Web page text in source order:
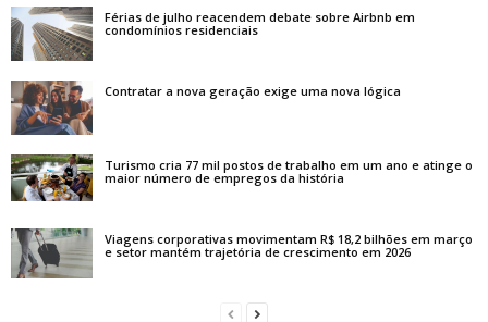
Férias de julho reacendem debate sobre Airbnb em
condomínios residenciais
Contratar a nova geração exige uma nova lógica
Turismo cria 77 mil postos de trabalho em um ano e atinge o
maior número de empregos da história
Viagens corporativas movimentam R$ 18,2 bilhões em março
e setor mantém trajetória de crescimento em 2026